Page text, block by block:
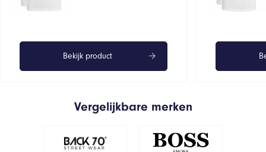
Bekijk product
Vergelijkbare merken